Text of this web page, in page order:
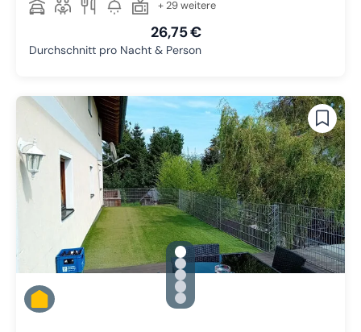
+ 29 weitere
26,75 €
Durchschnitt pro Nacht & Person
gallery.slide_selector
Zu Slide 1 wechseln
Zu Slide 2 wechseln
Zu Slide 3 wechseln
Zu Slide 4 wechseln
Zu Slide 5 wechseln